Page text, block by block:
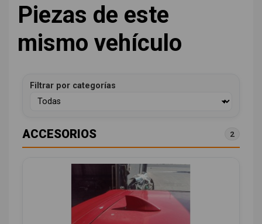
Piezas de este
mismo vehículo
Filtrar por categorías
ACCESORIOS 2